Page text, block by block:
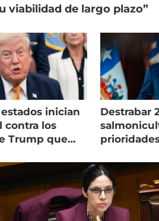
viabilidad de largo plazo”
inician
contra los
Trump que
Destrabar